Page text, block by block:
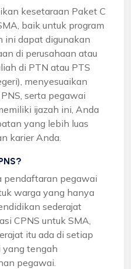
kesetaraan Paket C
baik untuk program
ini dapat digunakan
di perusahaan atau
di PTN atau PTS
menyesuaikan
serta pegawai
ijazah ini, Anda
yang lebih luas
karier Anda.
pendaftaran pegawai
warga yang hanya
sederajat
CPNS untuk SMA,
itu ada di setiap
tengah
pegawai.